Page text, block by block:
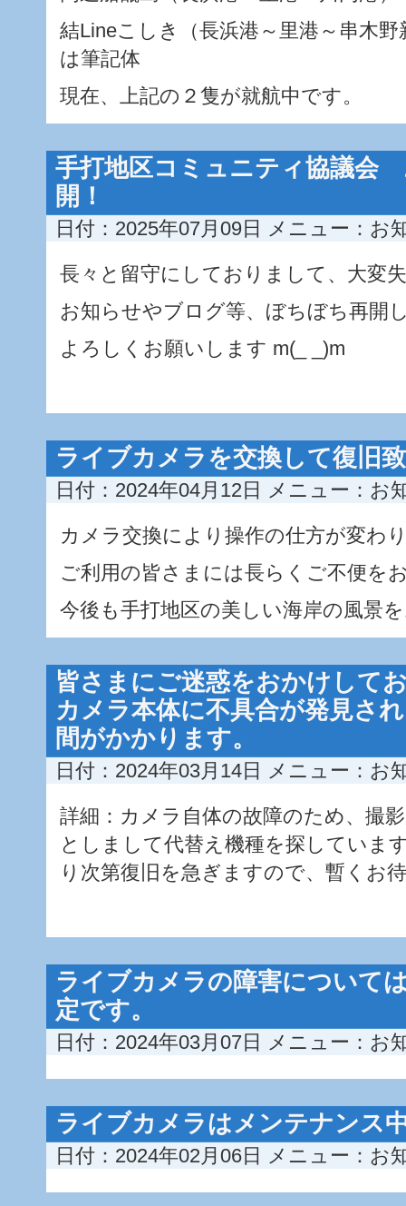
結Lineこしき（長浜港～里港～串木
は筆記体
現在、上記の２隻が就航中です。
手打地区コミュニティ協議会
開！
日付：2025年07月09日 メニュー： お
長々と留守にしておりまして、大変
お知らせやブログ等、ぼちぼち再開
よろしくお願いします m(_ _)m
ライブカメラを交換して復旧
日付：2024年04月12日 メニュー： お
カメラ交換により操作の仕方が変わ
ご利用の皆さまには長らくご不便を
今後も手打地区の美しい海岸の風景
皆さまにご迷惑をおかけして
カメラ本体に不具合が発見さ
間がかかります。
日付：2024年03月14日 メニュー： お
詳細：カメラ自体の故障のため、撮
としまして代替え機種を探していま
り次第復旧を急ぎますので、暫くお
ライブカメラの障害について
定です。
日付：2024年03月07日 メニュー： お
ライブカメラはメンテナンス
日付：2024年02月06日 メニュー： お